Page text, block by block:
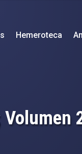
Hemeroteca